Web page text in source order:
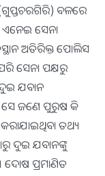
ବଳରେ
ସେନା
ଅତିରିକ୍ତ ପୋଲିସ
ସେନା ପକ୍ଷରୁ
ଯବାନ
ସେ ଜଣେ ପୁରୁଷ କି
ତଥ୍ୟ
ଦୁଇ ଯବାନଙ୍କୁ
ଦୋଷ ପ୍ରମାଣିତ